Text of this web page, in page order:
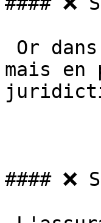
mais en
#### ❌